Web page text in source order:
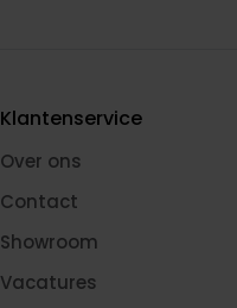
Klantenservice
Over ons
Contact
Showroom
Vacatures